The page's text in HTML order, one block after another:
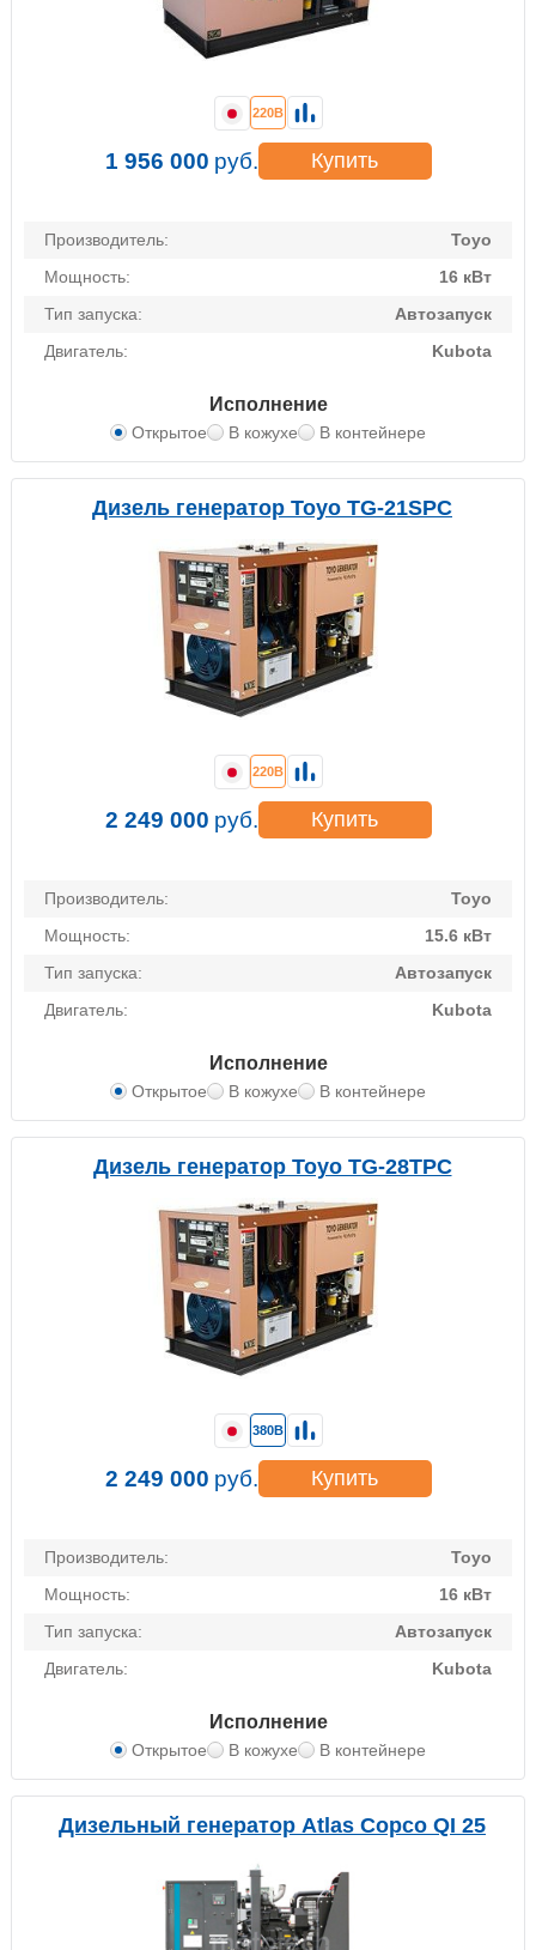
Производитель:
Toyo
Мощность:
16 кВт
Тип запуска:
Автозапуск
Двигатель:
Kubota
Исполнение
Открытое В кожухе В контейнере
220В
1 956 000 руб. Купить
Дизель генератор Toyo TG-21SPC
Производитель:
Toyo
Мощность:
15.6 кВт
Тип запуска:
Автозапуск
Двигатель:
Kubota
Исполнение
Открытое В кожухе В контейнере
220В
2 249 000 руб. Купить
Дизель генератор Toyo TG-28TPC
Производитель:
Toyo
Мощность:
16 кВт
Тип запуска:
Автозапуск
Двигатель:
Kubota
Исполнение
Открытое В кожухе В контейнере
380В
2 249 000 руб. Купить
Дизельный генератор Atlas Copco QI 25